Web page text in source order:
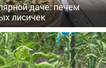
даче: печем
лисичек